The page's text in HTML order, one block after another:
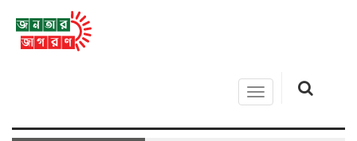
Toggle
navigation